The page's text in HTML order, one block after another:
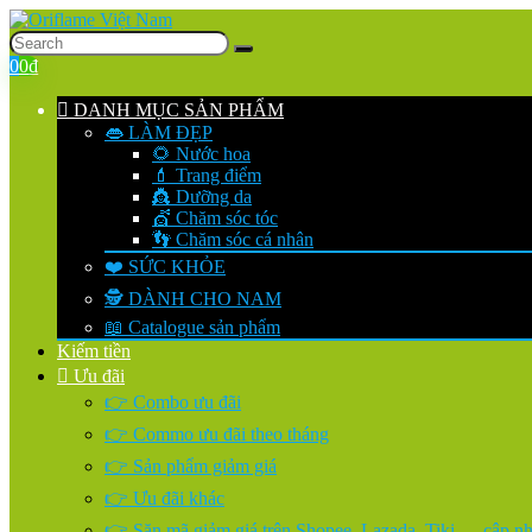
00₫
DANH MỤC SẢN PHẨM
👄 LÀM ĐẸP
🌻 Nước hoa
💄 Trang điểm
👸 Dưỡng da
💇 Chăm sóc tóc
👣 Chăm sóc cá nhân
❤️ SỨC KHỎE
🕵️ DÀNH CHO NAM
📖 Catalogue sản phẩm
Kiếm tiền
Ưu đãi
👉 Combo ưu đãi
👉 Commo ưu đãi theo tháng
👉 Sản phẩm giảm giá
👉 Ưu đãi khác